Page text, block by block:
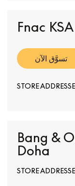
Fnac KSA
تسوَّق الآن
STORE
Bang &
Doha
STORE